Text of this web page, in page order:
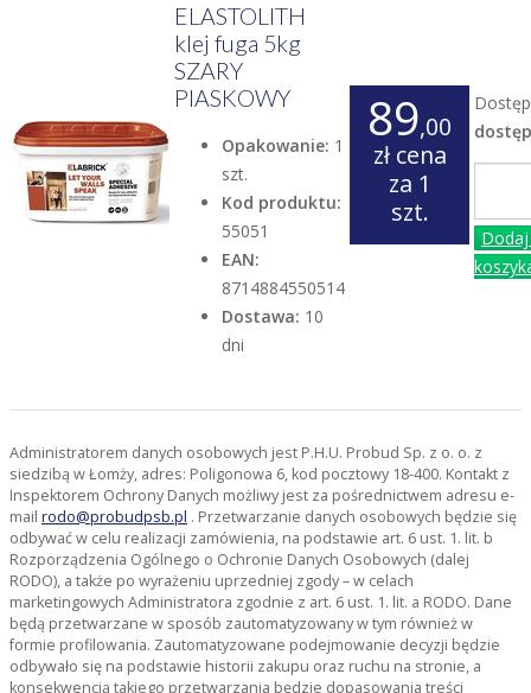
ELASTOLITH
klej fuga 5kg
SZARY
PIASKOWY
Opakowanie: 1
szt.
Kod produktu:
55051
EAN:
8714884550514
Dostawa: 10
dni
89,00
zł cena
za 1
szt.
Administratorem danych osobowych jest P.H.U. Probud Sp. z o. o. z
siedzibą w Łomży, adres: Poligonowa 6, kod pocztowy 18-400. Kontakt z
Inspektorem Ochrony Danych możliwy jest za pośrednictwem adresu e-
mail rodo@probudpsb.pl . Przetwarzanie danych osobowych będzie się
odbywać w celu realizacji zamówienia, na podstawie art. 6 ust. 1. lit. b
Rozporządzenia Ogólnego o Ochronie Danych Osobowych (dalej
RODO), a także po wyrażeniu uprzedniej zgody – w celach
marketingowych Administratora zgodnie z art. 6 ust. 1. lit. a RODO. Dane
będą przetwarzane w sposób zautomatyzowany w tym również w
formie profilowania. Zautomatyzowane podejmowanie decyzji będzie
odbywało się na podstawie historii zakupu oraz ruchu na stronie, a
konsekwencją takiego przetwarzania będzie dopasowania treści